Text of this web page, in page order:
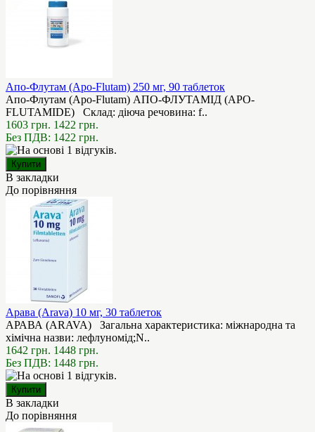
Апо-Флутам (Apo-Flutam) 250 мг, 90 таблеток
Апо-Флутам (Apo-Flutam) АПО-ФЛУТАМІД (APO-
FLUTAMIDE) Склад: діюча речовина: f..
1603 грн. 1422 грн.
Без ПДВ: 1422 грн.
В закладки
До порівняння
Арава (Arava) 10 мг, 30 таблеток
АРАВА (ARAVA) Загальна характеристика: міжнародна та
хімічна назви: лефлуномід;N..
1642 грн. 1448 грн.
Без ПДВ: 1448 грн.
В закладки
До порівняння